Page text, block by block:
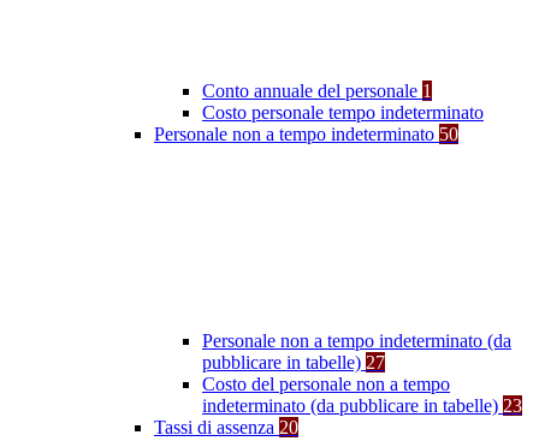
Conto annuale del personale 1
Costo personale tempo indeterminato
Personale non a tempo indeterminato 50
Personale non a tempo indeterminato (da
pubblicare in tabelle) 27
Costo del personale non a tempo
indeterminato (da pubblicare in tabelle) 23
Tassi di assenza 20